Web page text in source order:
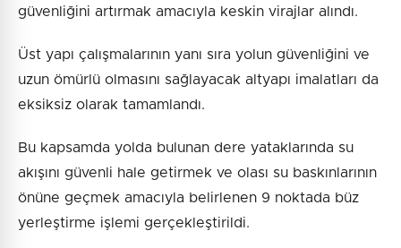
güvenliğini artırmak amacıyla keskin virajlar alındı.
Üst yapı çalışmalarının yanı sıra yolun güvenliğini ve
uzun ömürlü olmasını sağlayacak altyapı imalatları da
eksiksiz olarak tamamlandı.
Bu kapsamda yolda bulunan dere yataklarında su
akışını güvenli hale getirmek ve olası su baskınlarının
önüne geçmek amacıyla belirlenen 9 noktada büz
yerleştirme işlemi gerçekleştirildi.